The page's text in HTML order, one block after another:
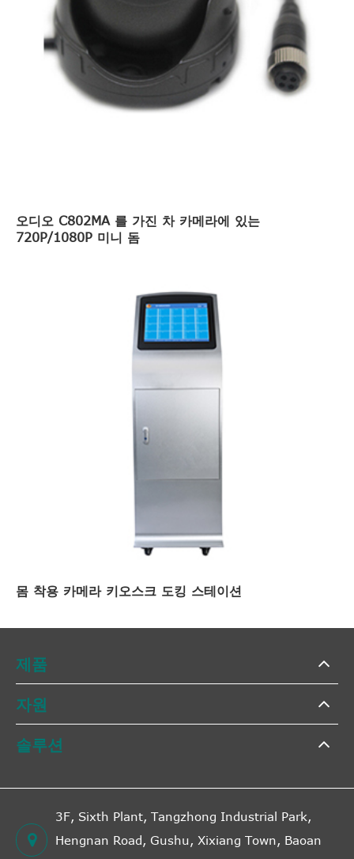
오디오 C802MA 를 가진 차 카메라에 있는
720P/1080P 미니 돔
몸 착용 카메라 키오스크 도킹 스테이션
제품
자원
솔루션
3F, Sixth Plant, Tangzhong Industrial Park,
Hengnan Road, Gushu, Xixiang Town, Baoan